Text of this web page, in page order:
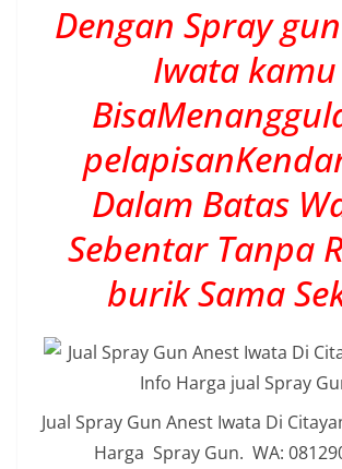
Dengan Spray
Iwata kamu
Dalam Batas
Sebentar Tanpa
burik Sama
Jual Spray Gun Anest Iwata Di
Harga Spray Gun. WA: